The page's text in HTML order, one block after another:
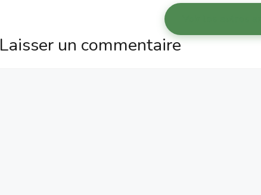
Laisser un commentaire